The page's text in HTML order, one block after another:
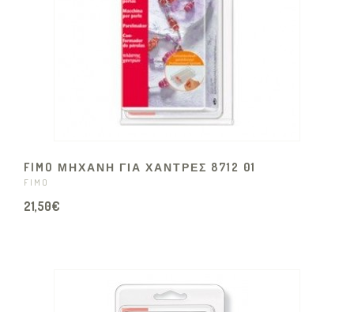
FIMO ΜΗΧΑΝΗ ΓΙΑ ΧΑΝΤΡΕΣ 8712 01
FIMO
21,50€